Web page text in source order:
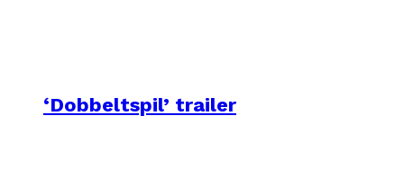
‘Dobbeltspil’ trailer